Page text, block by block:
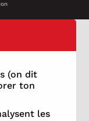
(on dit
ton
les